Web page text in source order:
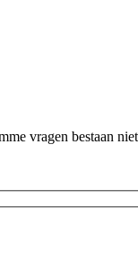
vragen bestaan